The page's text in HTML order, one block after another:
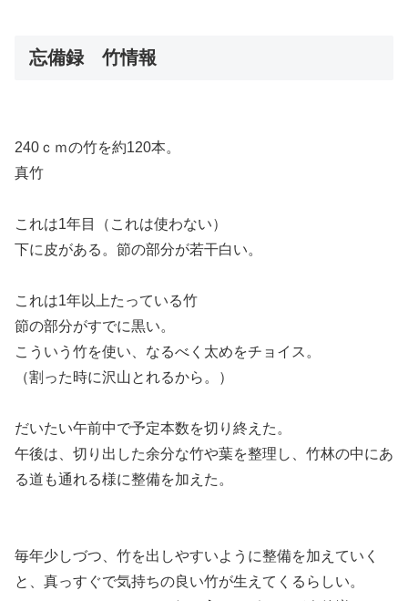
忘備録 竹情報
240ｃｍの竹を約120本。
真竹
これは1年目（これは使わない）
下に皮がある。節の部分が若干白い。
これは1年以上たっている竹
節の部分がすでに黒い。
こういう竹を使い、なるべく太めをチョイス。
（割った時に沢山とれるから。）
だいたい午前中で予定本数を切り終えた。
午後は、切り出した余分な竹や葉を整理し、竹林の中にあ
る道も通れる様に整備を加えた。
毎年少しづつ、竹を出しやすいように整備を加えていく
と、真っすぐで気持ちの良い竹が生えてくるらしい。